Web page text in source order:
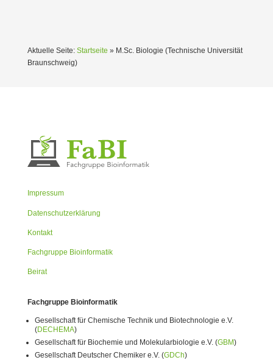
Aktuelle Seite: Startseite » M.Sc. Biologie (Technische Univer­sität
Braun­schweig)
Impressum
Datenschutzerklärung
Kontakt
Fachgruppe Bioinformatik
Beirat
Fachgruppe Bioinformatik
Gesellschaft für Chemische Technik und Biotechnologie e.V.
(DECHEMA)
Gesellschaft für Biochemie und Molekularbiologie e.V. (GBM)
Gesellschaft Deutscher Chemiker e.V. (GDCh)